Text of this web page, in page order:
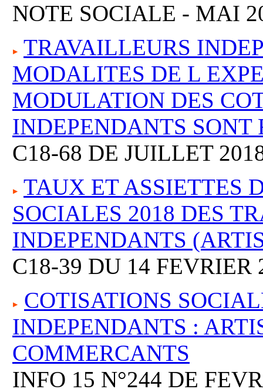
NOTE SOCIALE - MAI
TRAVAILLEURS
MODALITES DE L
MODULATION DES
INDEPENDANTS SONT
C18-68 DE JUILLET
TAUX ET ASSIETTES
SOCIALES 2018 DES
INDEPENDANTS
C18-39 DU 14 FEVRIER
COTISATIONS
INDEPENDANTS :
COMMERCANTS
INFO 15 N°244 DE